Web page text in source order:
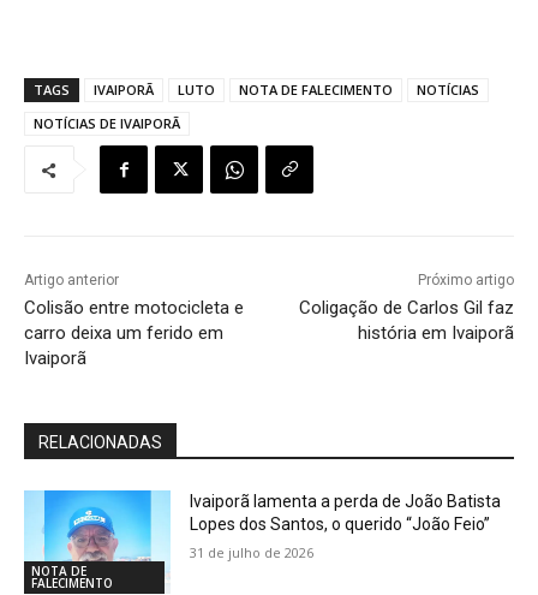
TAGS IVAIPORÃ LUTO NOTA DE FALECIMENTO
NOTÍCIAS
NOTÍCIAS DE IVAIPORÃ
Artigo anterior
Colisão entre motocicleta e
carro deixa um ferido em
Ivaiporã
Próximo artigo
Coligação de Carlos Gil faz
história em Ivaiporã
RELACIONADAS
NOTA DE
FALECIMENTO
Ivaiporã lamenta a perda de João Batista
Lopes dos Santos, o querido “João Feio”
31 de julho de 2026